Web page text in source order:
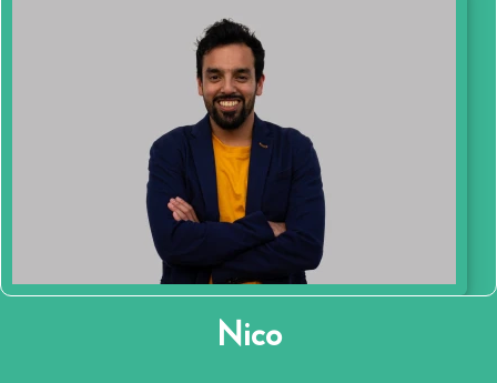
Mijn naam is Nico Nishantha Zwart,
getrouwd met Hetty en trotse vader van een
tweeling: Sara en Isa.
Ik ben zelfstandig ondernemer, sport graag
en ben eigenlijk altijd vrolijk en enthousiast.
Stichting Geven is Leven heeft mijn hart
Nico